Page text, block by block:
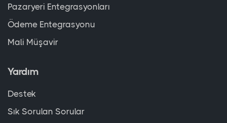
Pazaryeri Entegrasyonları
Ödeme Entegrasyonu
Mali Müşavir
Yardım
Destek
Sık Sorulan Sorular